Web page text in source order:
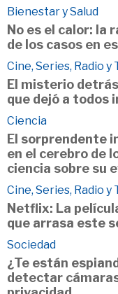
Bienestar y Salud
No es el calor: la
de los casos en
Cine, Series, Radio y
El misterio
que dejó a todos
Ciencia
El sorprendente
en el cerebro de
ciencia sobre su
Cine, Series, Radio y
Netflix: La
que arrasa este
Sociedad
¿Te están
detectar